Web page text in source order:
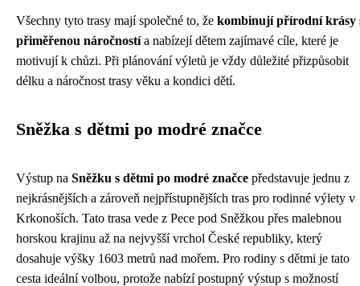
Všechny tyto trasy mají společné to, že kombinují přírodní krásy
přiměřenou náročnostía nabízejí dětem zajímavé cíle, které je
motivují k chůzi. Při plánování výletů je vždy důležité přizpůsobit
délku a náročnost trasy věku a kondici dětí.
Sněžka s dětmi po modré značce
Výstup na Sněžku s dětmi po modré značce představuje jednu z
nejkrásnějších a zároveň nejpřístupnějších tras pro rodinné výlety v
Krkonoších. Tato trasa vede z Pece pod Sněžkou přes malebnou
horskou krajinu až na nejvyšší vrchol České republiky, který
dosahuje výšky 1603 metrů nad mořem. Pro rodiny s dětmi je tato
cesta ideální volbou, protože nabízí postupný výstup s možností